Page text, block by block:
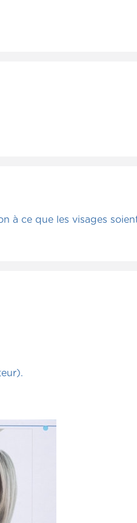
à ce que les visages